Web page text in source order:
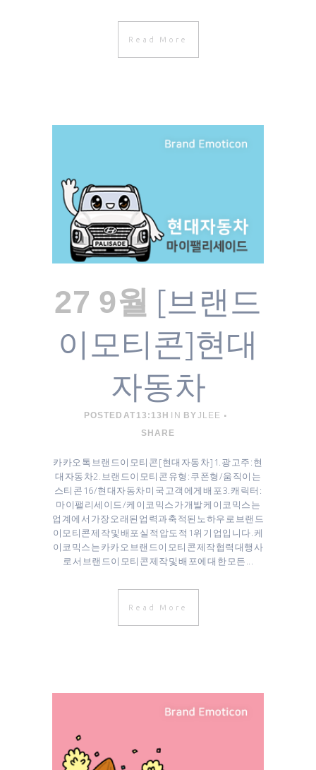
Read More
27 9월 [브랜드
이모티콘]현대
자동차
POSTED AT 13:13H IN BYJLEE
SHARE
카카오톡 브랜드이모티콘 [ 현대자동차 ] 1. 광고주 : 현
대자동차 ​2. 브랜드이모티콘 유형 : 쿠폰형/움직이는
스티콘 16/현대자동차 미국 고객에게 배포 3. 캐릭터 :
마이팰리세이드/케이코믹스가 개발 케이코믹스는
업계에서 가장 오래된 업력과 축적된 노하우로 브랜드
이모티콘 제작 및 배포 실적 압도적 1위 기업입니다. 케
이코믹스는 카카오 브랜드이모티콘 제작협력대행사
로서 브랜드이모티콘 제작 및 배포에 대한 모든...
Read More